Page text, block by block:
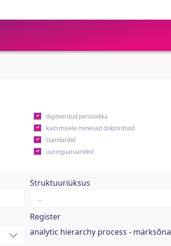
digiteeritud perioodika
kaitsmisele minevad doktoritööd
standardid
uuringuaruanded
Struktuuriüksus
Register
analytic hierarchy process - märksõna